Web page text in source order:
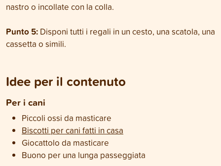
nastro o incollate con la colla.
Punto 5: Disponi tutti i regali in un cesto, una scatola, una
cassetta o simili.
Idee per il contenuto
Per i cani
Piccoli ossi da masticare
Biscotti per cani fatti in casa
Giocattolo da masticare
Buono per una lunga passeggiata